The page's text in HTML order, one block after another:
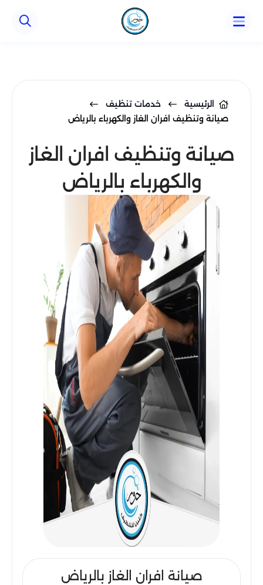
الرئيسية
خدمات تنظيف
صيانة وتنظيف افران الغاز والكهرباء بالرياض
صيانة وتنظيف افران الغاز
والكهرباء بالرياض
صيانة افران الغاز بالرياض